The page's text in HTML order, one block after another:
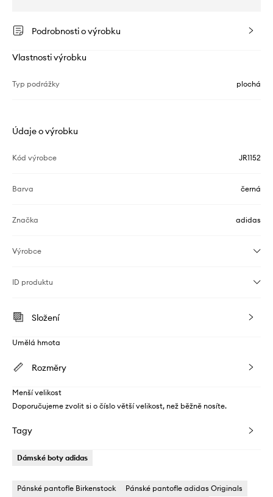
Podrobnosti o výrobku
Vlastnosti výrobku
Typ podrážky plochá
Údaje o výrobku
Kód výrobce JR1152
Barva černá
Značka adidas
Výrobce
ID produktu
Složení
Umělá hmota
Rozměry
Menší velikost
Doporučujeme zvolit si o číslo větší velikost, než běžně nosíte.
Tagy
Dámské boty adidas
Pánské pantofle Birkenstock Pánské pantofle adidas Originals